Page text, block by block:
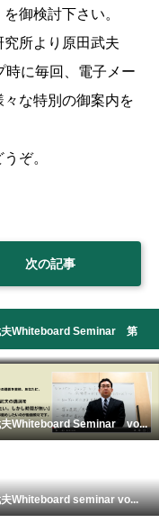
御検討下さい。
究所より原田武夫
時に毎回、電子メー
な特別の御案内を
ぞ。
次の記事
夫Whiteboard Seminar 第
夫Whiteboard Seminar vo...
Whiteboard seminar vo...